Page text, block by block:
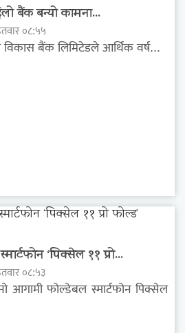
बैंक बन्यो कामना...
०८:५५
विकास बैंक लिमिटेडले आर्थिक वर्ष...
‘पिक्सेल ११ प्रो...
०८:५३
आगामी फोल्डेबल स्मार्टफोन पिक्सेल